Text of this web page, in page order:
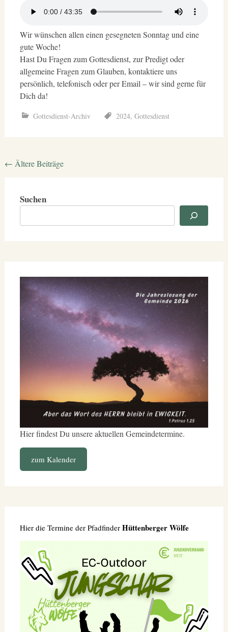
Wir wünschen allen einen gesegneten Sonntag und eine
gute Woche!
Hast Du Fragen zum Gottesdienst, zur Predigt oder
allgemeine Fragen zum Glauben, kontaktiere uns
persönlich, telefonisch oder per Email – wir sind gerne für
Dich da!
Gottesdienst-Archiv 2024, Gottesdienst
Beitragsnavigation
← Ältere Beiträge
Suchen
Hier findest Du unsere aktuellen Gemeindetermine.
zum Kalender
Hier die Termine der Pfadfinder Hüttenberger Wölfe